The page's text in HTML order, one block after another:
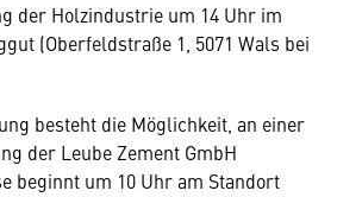
der Holzindustrie um 14 Uhr im
(Oberfeldstraße 1, 5071 Wals bei
besteht die Möglichkeit, an einer
der Leube Zement GmbH
beginnt um 10 Uhr am Standort